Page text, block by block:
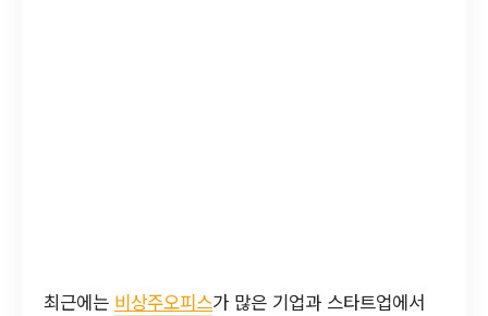
최근에는 비상주오피스가 많은 기업과 스타트업에서